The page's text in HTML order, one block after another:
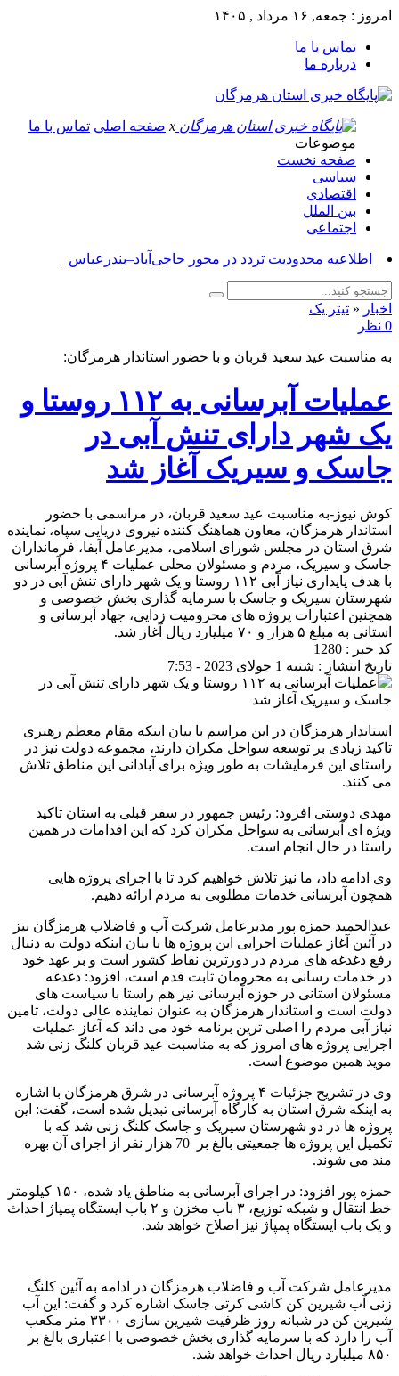
امروز : جمعه, ۱۶ مرداد , ۱۴۰۵
تماس با ما
درباره ما
x صفحه اصلی تماس با ما
موضوعات
صفحه نخست
سیاسی
اقتصادی
بین الملل
اجتماعی
آسوشیت_
اخبار « تیتر یک
0 نظر
به مناسبت عید سعید قربان و با حضور استاندار هرمزگان:
عملیات آبرسانی به ۱۱۲ روستا و
یک شهر دارای تنش آبی در
جاسک و سیریک آغاز شد
کوش نیوز-به مناسبت عید سعید قربان، در مراسمی با حضور
استاندار هرمزگان، معاون هماهنگ کننده نیروی دریایی سپاه، نماینده
شرق استان در مجلس شورای اسلامی، مدیرعامل آبفا، فرمانداران
جاسک و سیریک، مردم و مسئولان محلی عملیات ۴ پروژه آبرسانی
با هدف پایداری نیاز آبی ۱۱۲ روستا و یک شهر دارای تنش آبی در دو
شهرستان سیریک و جاسک با سرمایه گذاری بخش خصوصی و
همچنین اعتبارات پروژه های محرومیت زدایی، جهاد آبرسانی و
استانی به مبلغ ۵ هزار و ۷۰ میلیارد ریال آغاز شد.
کد خبر : 1280
تاریخ انتشار : شنبه 1 جولای 2023 - 7:53
استاندار هرمزگان در این مراسم با بیان اینکه مقام معظم رهبری
تاکید زیادی بر توسعه سواحل مکران دارند، مجموعه دولت نیز در
راستای این فرمایشات به طور ویژه برای آبادانی این مناطق تلاش
می کنند.
مهدی دوستی افزود: رئیس جمهور در سفر قبلی به استان تاکید
ویژه ای آبرسانی به سواحل مکران کرد که این اقدامات در همین
راستا در حال انجام است.
وی ادامه داد، ما نیز تلاش خواهیم کرد تا با اجرای پروژه هایی
همچون آبرسانی خدمات مطلوبی به مردم ارائه دهیم.
عبدالحمید حمزه پور مدیرعامل شرکت آب و فاضلاب هرمزگان نیز
در آئین آغاز عملیات اجرایی این پروژه ها با بیان اینکه دولت به دنبال
رفع دغدغه های مردم در دورترین نقاط کشور است و بر عهد خود
در خدمات رسانی به محرومان ثابت قدم است، افزود: دغدغه
مسئولان استانی در حوزه آبرسانی نیز هم راستا با سیاست های
دولت است و استاندار هرمزگان به عنوان نماینده عالی دولت، تامین
نیاز آبی مردم را اصلی ترین برنامه خود می داند که آغاز عملیات
اجرایی پروژه های امروز که به مناسبت عید قربان کلنگ زنی شد
موید همین موضوع است.
وی در تشریح جزئیات ۴ پروژه آبرسانی در شرق هرمزگان با اشاره
به اینکه شرق استان به کارگاه آبرسانی تبدیل شده است، گفت: این
پروژه ها در دو شهرستان سیریک و جاسک کلنگ زنی شد که با
تکمیل این پروژه ها جمعیتی بالغ بر 70 هزار نفر از اجرای آن بهره
مند می شوند.
حمزه پور افزود: در اجرای آبرسانی به مناطق یاد شده، ۱۵۰ کیلومتر
خط انتقال و شبکه توزیع، ۳ باب مخزن و ۲ باب ایستگاه پمپاژ احداث
و یک باب ایستگاه پمپاژ نیز اصلاح خواهد شد.
مدیرعامل شرکت آب و فاضلاب هرمزگان در ادامه به آئین کلنگ
زنی آب شیرین کن کاشی کرتی جاسک اشاره کرد و گفت: این آب
شیرین کن در شبانه روز ظرفیت شیرین سازی ۳۳۰۰ متر مکعب
آب را دارد که با سرمایه گذاری بخش خصوصی با اعتباری بالغ بر
۸۵۰ میلیارد ریال احداث خواهد شد.